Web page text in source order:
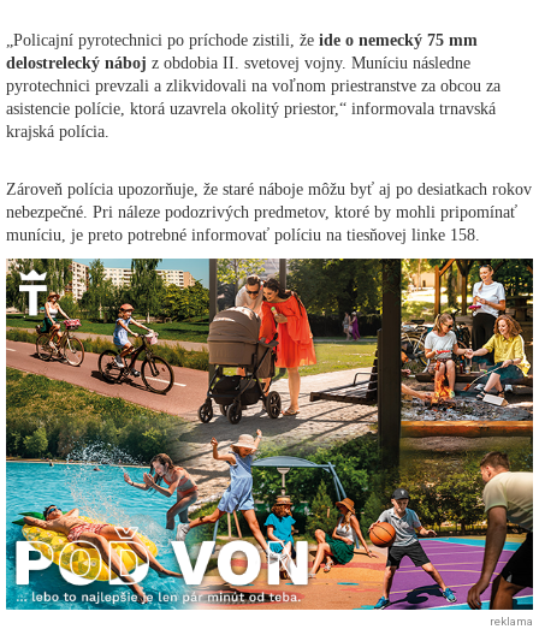
„Policajní pyrotechnici po príchode zistili, že ide o nemecký 75 mm
delostrelecký náboj z obdobia II. svetovej vojny. Muníciu následne
pyrotechnici prevzali a zlikvidovali na voľnom priestranstve za obcou za
asistencie polície, ktorá uzavrela okolitý priestor,“ informovala trnavská
krajská polícia.
Zároveň polícia upozorňuje, že staré náboje môžu byť aj po desiatkach rokov
nebezpečné. Pri náleze podozrivých predmetov, ktoré by mohli pripomínať
muníciu, je preto potrebné informovať políciu na tiesňovej linke 158.
reklama